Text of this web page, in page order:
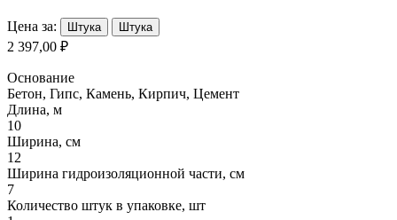
Цена за: Штука Штука
2 397,00 ₽
Основание
Бетон, Гипс, Камень, Кирпич, Цемент
Длина, м
10
Ширина, см
12
Ширина гидроизоляционной части, см
7
Количество штук в упаковке, шт